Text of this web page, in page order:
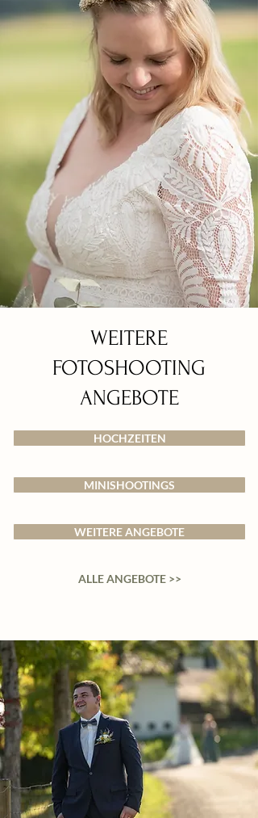
WEITERE
FOTOSHOOTING
ANGEBOTE
HOCHZEITEN
MINISHOOTINGS
WEITERE ANGEBOTE
ALLE ANGEBOTE >>